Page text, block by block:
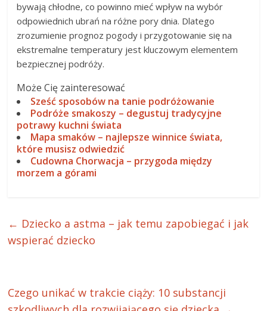
bywają chłodne, co powinno mieć wpływ na wybór
odpowiednich ubrań na różne pory dnia. Dlatego
zrozumienie prognoz pogody i przygotowanie się na
ekstremalne temperatury jest kluczowym elementem
bezpiecznej podróży.
Może Cię zainteresować
Sześć sposobów na tanie podróżowanie
Podróże smakoszy – degustuj tradycyjne
potrawy kuchni świata
Mapa smaków – najlepsze winnice świata,
które musisz odwiedzić
Cudowna Chorwacja – przygoda między
morzem a górami
← Dziecko a astma – jak temu zapobiegać i jak
wspierać dziecko
Czego unikać w trakcie ciąży: 10 substancji